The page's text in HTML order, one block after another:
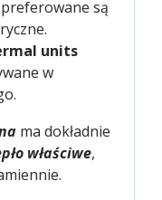
są
units
w
ma dokładnie
właściwe,